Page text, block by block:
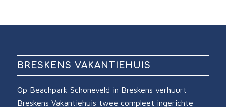
BRESKENS VAKANTIEHUIS
Op Beachpark Schoneveld in Breskens verhuurt
Breskens Vakantiehuis twee compleet ingerichte